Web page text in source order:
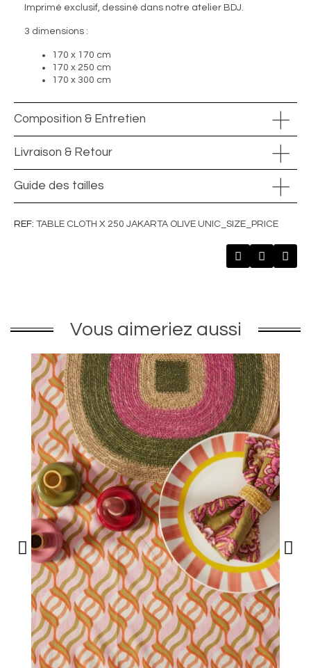
Imprimé exclusif, dessiné dans notre atelier BDJ.
3 dimensions :
170 x 170 cm
170 x 250 cm
170 x 300 cm
Composition & Entretien
Livraison & Retour
Guide des tailles
REF TABLE CLOTH X 250 JAKARTA OLIVE UNIC_SIZE_PRICE
Vous aimeriez aussi